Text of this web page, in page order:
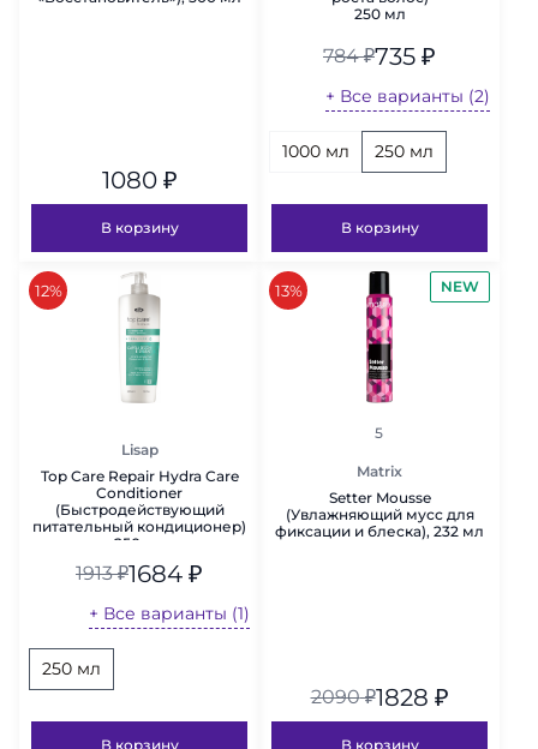
1080₽
В корзину
250 мл
784₽735 ₽
+ Все варианты (2)
1000 мл 250 мл
В корзину
скидка
12%
Lisap
Top Care Repair Hydra Care
Conditioner
(Быстродействующий
питательный кондиционер)
250 мл
1913₽1684 ₽
+ Все варианты (1)
250 мл
В корзину
скидка
13% NEW
рейтинг
5
Matrix
Setter Mousse
(Увлажняющий мусс для
фиксации и блеска), 232 мл
2090₽1828 ₽
В корзину